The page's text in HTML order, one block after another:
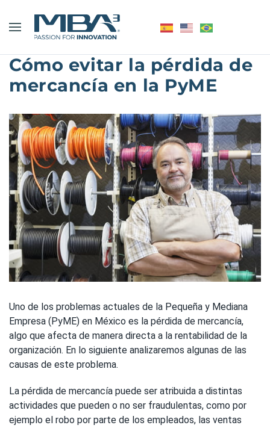
Cómo evitar la pérdida de
mercancía en la PyME
Uno de los problemas actuales de la Pequeña y Mediana
Empresa (PyME) en México es la pérdida de mercancía,
algo que afecta de manera directa a la rentabilidad de la
organización. En lo siguiente analizaremos algunas de las
causas de este problema.
La pérdida de mercancía puede ser atribuida a distintas
actividades que pueden o no ser fraudulentas, como por
ejemplo el robo por parte de los empleados, las ventas